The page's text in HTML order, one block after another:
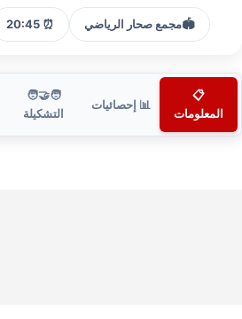
🏟️مجمع صحار الرياضي ⏰ 20:45
📋
المعلومات
📊 إحصائيات
🧑‍🤝‍🧑
التشكيلة